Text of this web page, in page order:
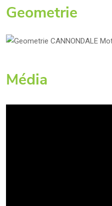
Geometrie
Média